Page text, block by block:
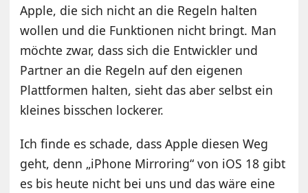
Apple, die sich nicht an die Regeln halten
wollen und die Funktionen nicht bringt. Man
möchte zwar, dass sich die Entwickler und
Partner an die Regeln auf den eigenen
Plattformen halten, sieht das aber selbst ein
kleines bisschen lockerer.
Ich finde es schade, dass Apple diesen Weg
geht, denn „iPhone Mirroring“ von iOS 18 gibt
es bis heute nicht bei uns und das wäre eine